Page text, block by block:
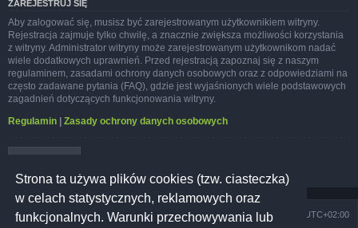
Strona ta używa plików cookies (tzw. ciasteczka)
w celach statystycznych, reklamowych oraz
funkcjonalnych. Warunki przechowywania lub
ZAREJESTRUJ SIĘ
Aby zalogować się, musisz być zarejestrowanym użytkownikiem witryny.
Rejestracja zajmuje tylko chwilę, a znacznie zwiększa możliwości korzystania
z witryny. Administrator witryny może zarejestrowanym użytkownikom nadać
wiele dodatkowych uprawnień. Przed rejestracją zapoznaj się z naszym
regulaminem, zasadami ochrony danych osobowych oraz z odpowiedziami na
często zadawane pytania (FAQ), gdzie jest wyjaśnionych wiele podstawowych
zagadnień dotyczących funkcjonowania witryny.
Regulamin | Zasady ochrony danych osobowych
Szkoła Zioła Społeczność Strefa czasowa UTC+02:00